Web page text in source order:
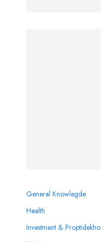
General Knowlegde
Health
Investment & Proptidekho